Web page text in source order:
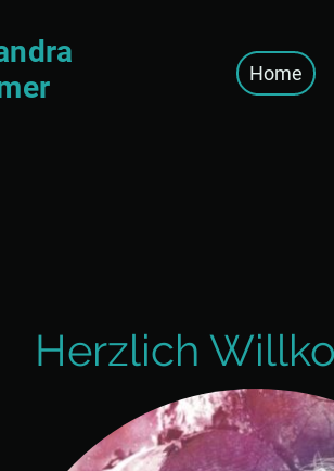
Home
Herzlich